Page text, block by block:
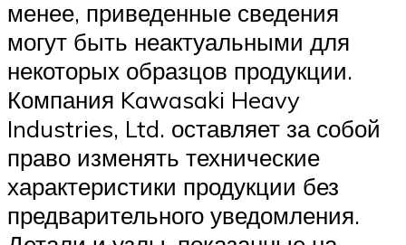
менее, приведенные сведения
могут быть неактуальными для
некоторых образцов продукции.
Компания Kawasaki Heavy
Industries, Ltd. оставляет за собой
право изменять технические
характеристики продукции без
предварительного уведомления.